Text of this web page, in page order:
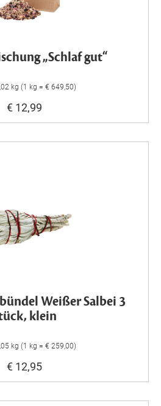
„Schlaf gut“
kg (1 kg = € 649,50)
€ 12,99
Weißer Salbei 3
klein
kg (1 kg = € 259,00)
€ 12,95